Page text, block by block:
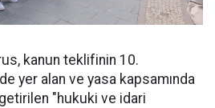
kanun teklifinin 10.
yer alan ve yasa kapsamında
"hukuki ve idari